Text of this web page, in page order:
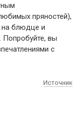
пряностей),
на блюдце и
Попробуйте, вы
с
Источник